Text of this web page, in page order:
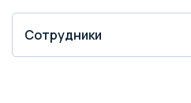
Сотрудники